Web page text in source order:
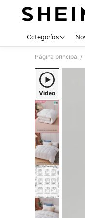
Categorías
Página principal /
Video